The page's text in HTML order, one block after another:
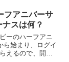
の王子様と出会
ワ...
フアニバーサ
ナスは何？
ーのハーフアニ
ら始まり、ログイ
えるので、開催